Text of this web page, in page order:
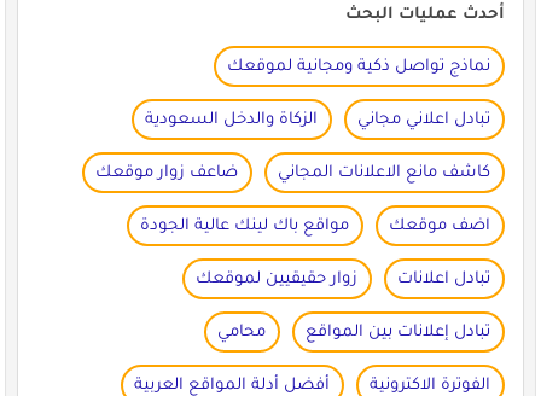
أحدث عمليات البحث
نماذج تواصل ذكية ومجانية لموقعك
تبادل اعلاني مجاني الزكاة والدخل السعودية
كاشف مانع الاعلانات المجاني ضاعف زوار موقعك
اضف موقعك مواقع باك لينك عالية الجودة
تبادل اعلانات زوار حقيقيين لموقعك
تبادل إعلانات بين المواقع محامي
الفوترة الاكترونية أفضل أدلة المواقع العربية